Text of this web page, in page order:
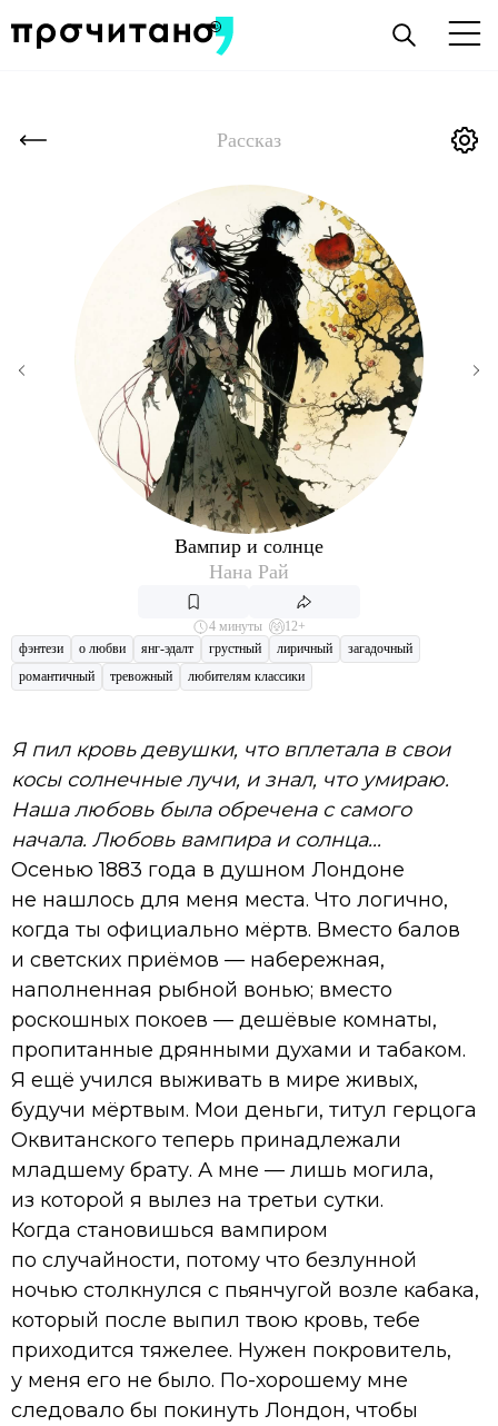
Рассказ
Вампир и солнце
Нана Рай
4 минуты
12+
фэнтези
о любви янг-эдалт грустный лиричный
загадочный
романтичный
тревожный любителям классики
Я пил кровь девушки, что вплетала в свои
косы солнечные лучи, и знал, что умираю.
Наша любовь была обречена с самого
начала. Любовь вампира и солнца...
Осенью 1883 года в душном Лондоне
не нашлось для меня места. Что логично,
когда ты официально мёртв. Вместо балов
и светских приёмов — набережная,
наполненная рыбной вонью; вместо
роскошных покоев — дешёвые комнаты,
пропитанные дрянными духами и табаком.
Я ещё учился выживать в мире живых,
будучи мёртвым. Мои деньги, титул герцога
Оквитанского теперь принадлежали
младшему брату. А мне — лишь могила,
из которой я вылез на третьи сутки.
Когда становишься вампиром
по случайности, потому что безлунной
ночью столкнулся с пьянчугой возле кабака,
который после выпил твою кровь, тебе
приходится тяжелее. Нужен покровитель,
у меня его не было. По-хорошему мне
следовало бы покинуть Лондон, чтобы